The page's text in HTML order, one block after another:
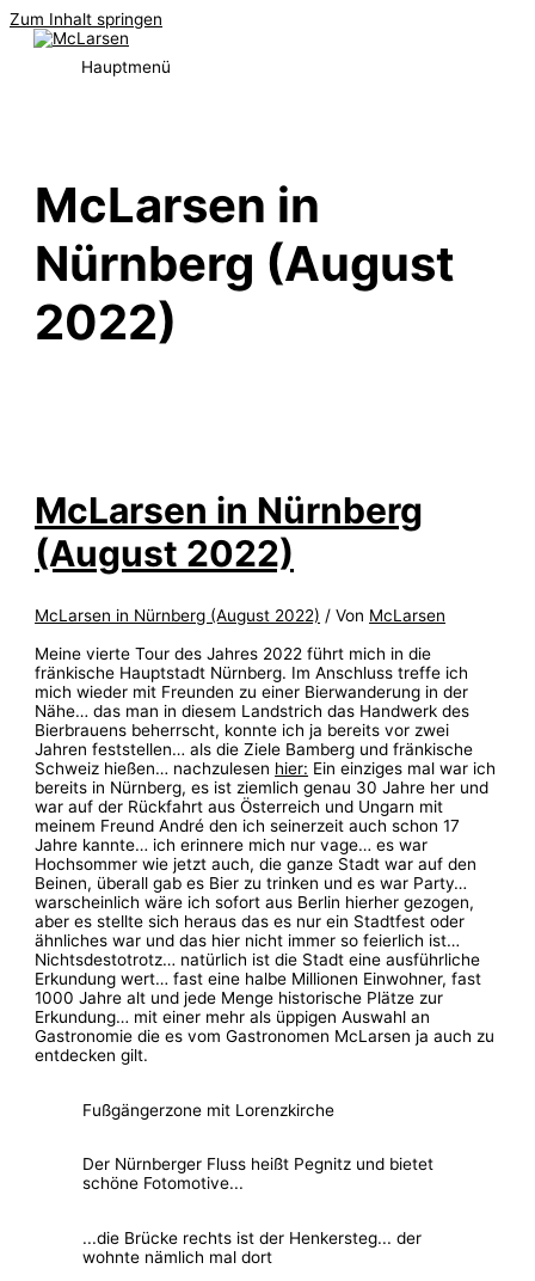
Zum Inhalt springen
Hauptmenü
McLarsen in
Nürnberg (August
2022)
McLarsen in Nürnberg
(August 2022)
McLarsen in Nürnberg (August 2022) / Von McLarsen
Meine vierte Tour des Jahres 2022 führt mich in die
fränkische Hauptstadt Nürnberg. Im Anschluss treffe ich
mich wieder mit Freunden zu einer Bierwanderung in der
Nähe… das man in diesem Landstrich das Handwerk des
Bierbrauens beherrscht, konnte ich ja bereits vor zwei
Jahren feststellen… als die Ziele Bamberg und fränkische
Schweiz hießen… nachzulesen hier: Ein einziges mal war ich
bereits in Nürnberg, es ist ziemlich genau 30 Jahre her und
war auf der Rückfahrt aus Österreich und Ungarn mit
meinem Freund André den ich seinerzeit auch schon 17
Jahre kannte… ich erinnere mich nur vage… es war
Hochsommer wie jetzt auch, die ganze Stadt war auf den
Beinen, überall gab es Bier zu trinken und es war Party…
warscheinlich wäre ich sofort aus Berlin hierher gezogen,
aber es stellte sich heraus das es nur ein Stadtfest oder
ähnliches war und das hier nicht immer so feierlich ist…
Nichtsdestotrotz… natürlich ist die Stadt eine ausführliche
Erkundung wert… fast eine halbe Millionen Einwohner, fast
1000 Jahre alt und jede Menge historische Plätze zur
Erkundung… mit einer mehr als üppigen Auswahl an
Gastronomie die es vom Gastronomen McLarsen ja auch zu
entdecken gilt.
Fußgängerzone mit Lorenzkirche
Der Nürnberger Fluss heißt Pegnitz und bietet
schöne Fotomotive...
...die Brücke rechts ist der Henkersteg... der
wohnte nämlich mal dort